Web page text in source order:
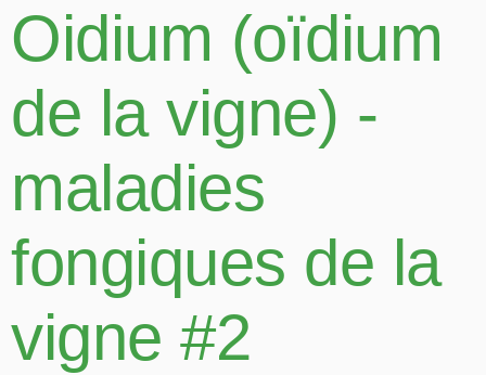
Oidium (oïdium
de la vigne) -
maladies
fongiques de la
vigne #2